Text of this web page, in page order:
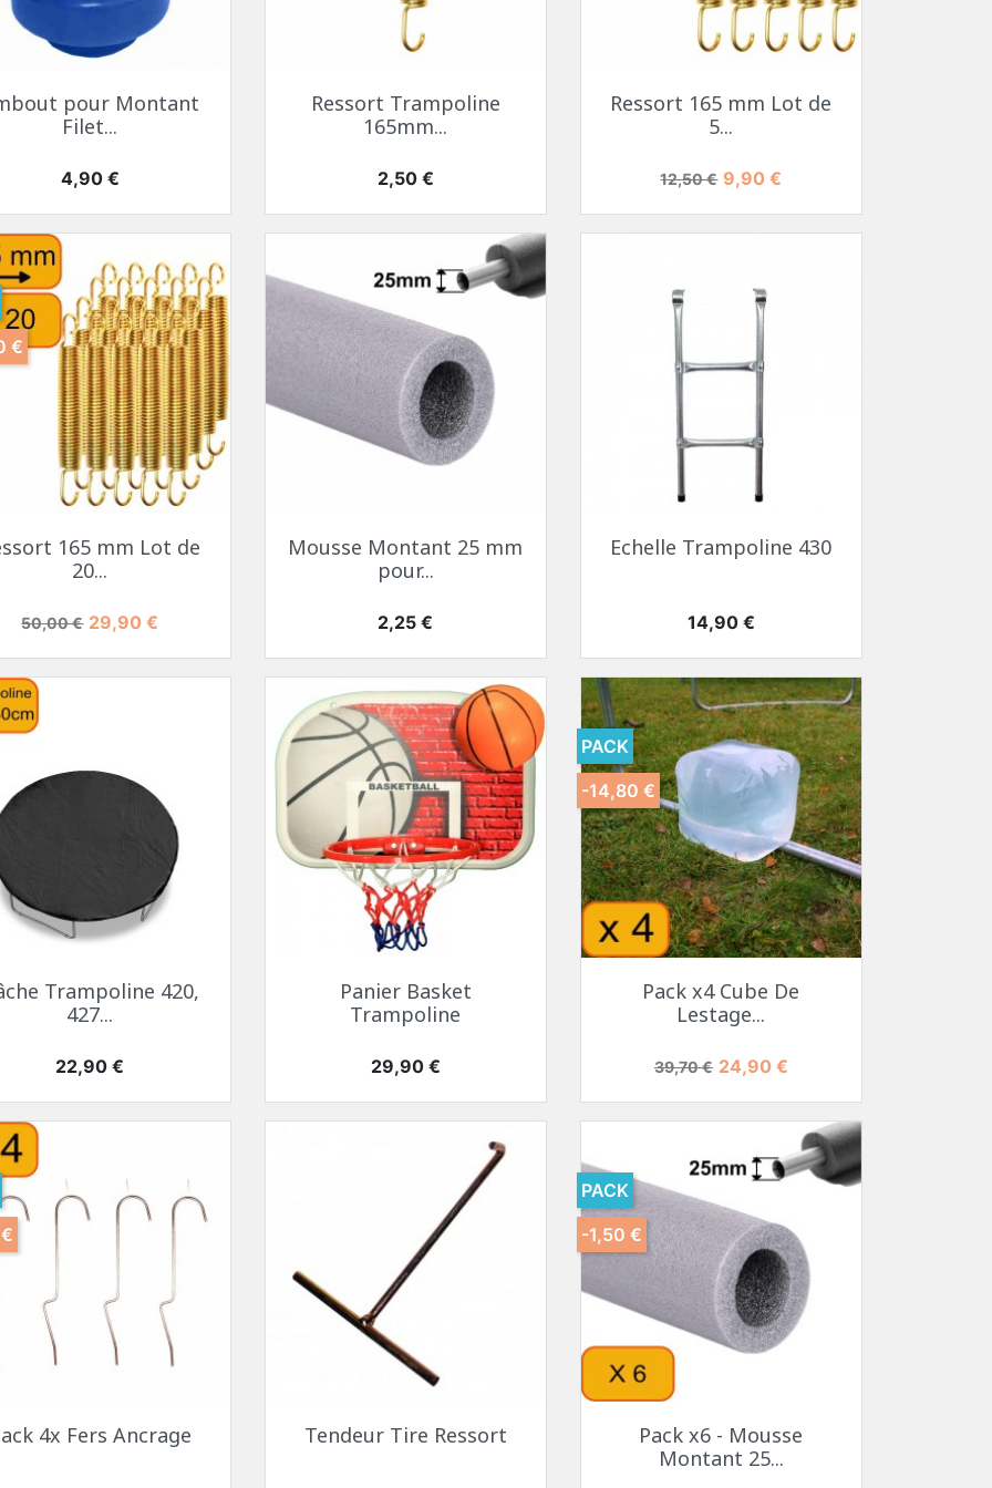
pour Montant
Filet...
Prix
4,90 €
Ressort Trampoline
165mm...
Prix
2,50 €
Ressort 165 mm Lot de
5...
Prix de base
12,50 € Prix
9,90 €
165 mm Lot de
20...
Prix de base
50,00 € Prix
29,90 €
€
Mousse Montant 25 mm
pour...
Prix
2,25 €
Echelle Trampoline 430
Prix
14,90 €
Trampoline 420,
427...
Prix
22,90 €
Panier Basket
Trampoline
Prix
29,90 €
Pack x4 Cube De
Lestage...
Prix de base
39,70 € Prix
24,90 €
PACK
-14,80 €
4x Fers Ancrage Tendeur Tire Ressort
Pack x6 - Mousse
Montant 25...
PACK
-1,50 €